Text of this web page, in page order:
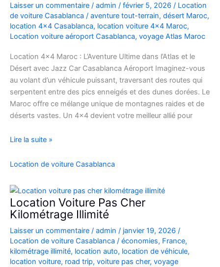
Laisser un commentaire / admin / février 5, 2026 / Location
de voiture Casablanca / aventure tout-terrain, désert Maroc,
location 4x4 Casablanca, location voiture 4x4 Maroc,
Location voiture aéroport Casablanca, voyage Atlas Maroc
Location 4×4 Maroc : L’Aventure Ultime dans l’Atlas et le
Désert avec Jazz Car Casablanca Aéroport Imaginez-vous
au volant d’un véhicule puissant, traversant des routes qui
serpentent entre des pics enneigés et des dunes dorées. Le
Maroc offre ce mélange unique de montagnes raides et de
déserts vastes. Un 4×4 devient votre meilleur allié pour
location
voiture
au
Maroc
pour
explorer
l’Atlas
et
le
Lire la suite »
Location de voiture Casablanca
Location Voiture Pas Cher
Kilométrage Illimité
Laisser un commentaire / admin / janvier 19, 2026 /
Location de voiture Casablanca / économies, France,
kilométrage illimité, location auto, location de véhicule,
location voiture, road trip, voiture pas cher, voyage